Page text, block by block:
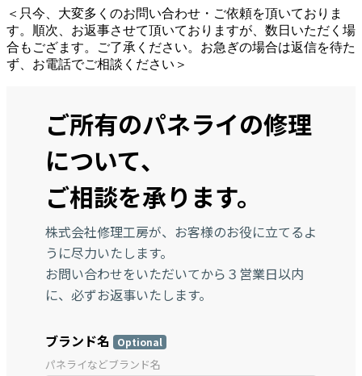
＜只今、大変多くのお問い合わせ・ご依頼を頂いておりま
す。順次、お返事させて頂いておりますが、数日いただく場
合もござます。ご了承ください。お急ぎの場合は返信を待た
ず、お電話でご相談ください＞